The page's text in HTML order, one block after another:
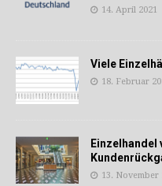
14. April 2021
Viele
18. Februar
13. November